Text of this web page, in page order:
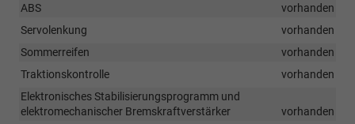
ABS
vorhanden
Servolenkung
vorhanden
Sommerreifen
vorhanden
Traktionskontrolle
vorhanden
Elektronisches Stabilisierungsprogramm und
elektromechanischer Bremskraftverstärker
vorhanden